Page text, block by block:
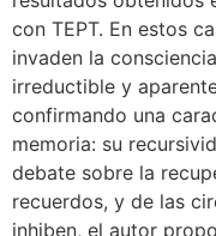
con TEPT. En estos
invaden la
irreductible y
confirmando una
memoria: su
debate sobre la
recuerdos, y de las
inhiben, el autor